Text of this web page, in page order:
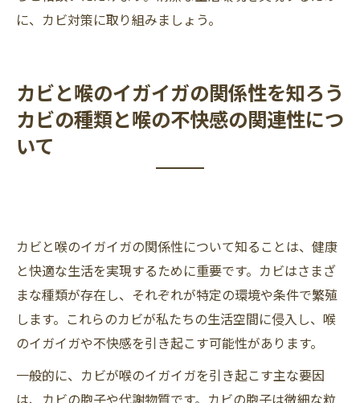
に、カビ対策に取り組みましょう。
カビと喉のイガイガの関係性を知ろう
カビの種類と喉の不快感の関連性につ
いて
カビと喉のイガイガの関係性について知ることは、健康
と快適な生活を実現するために重要です。カビはさまざ
まな種類が存在し、それぞれが特定の環境や条件で繁殖
します。これらのカビが私たちの生活空間に侵入し、喉
のイガイガや不快感を引き起こす可能性があります。
一般的に、カビが喉のイガイガを引き起こす主な要因